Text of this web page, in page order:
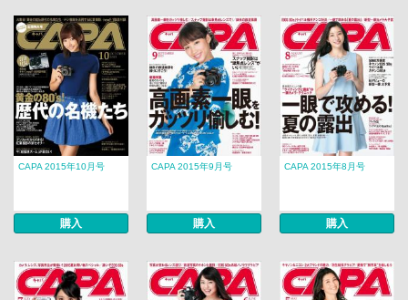
CAPA 2015年10月号
購入
CAPA 2015年9月号
購入
CAPA 2015年8月号
購入